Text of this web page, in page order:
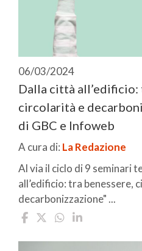
06/03/2024
Dalla città all’edificio:
circolarità e
di GBC e Infoweb
A cura di: La Redazione
Al via il ciclo di 9 seminari
all’edificio: tra benessere,
decarbonizzazione" ...